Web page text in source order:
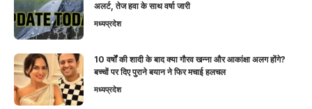
अलर्ट, तेज हवा के साथ वर्षा जारी
मध्यप्रदेश
10 वर्षों की शादी के बाद क्या गौरव खन्ना और आकांक्षा अलग होंगे?
बच्चों पर दिए पुराने बयान ने फिर मचाई हलचल
मध्यप्रदेश